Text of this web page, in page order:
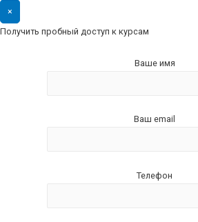
×
Получить пробный доступ к курсам
Ваше имя
Ваш email
Телефон